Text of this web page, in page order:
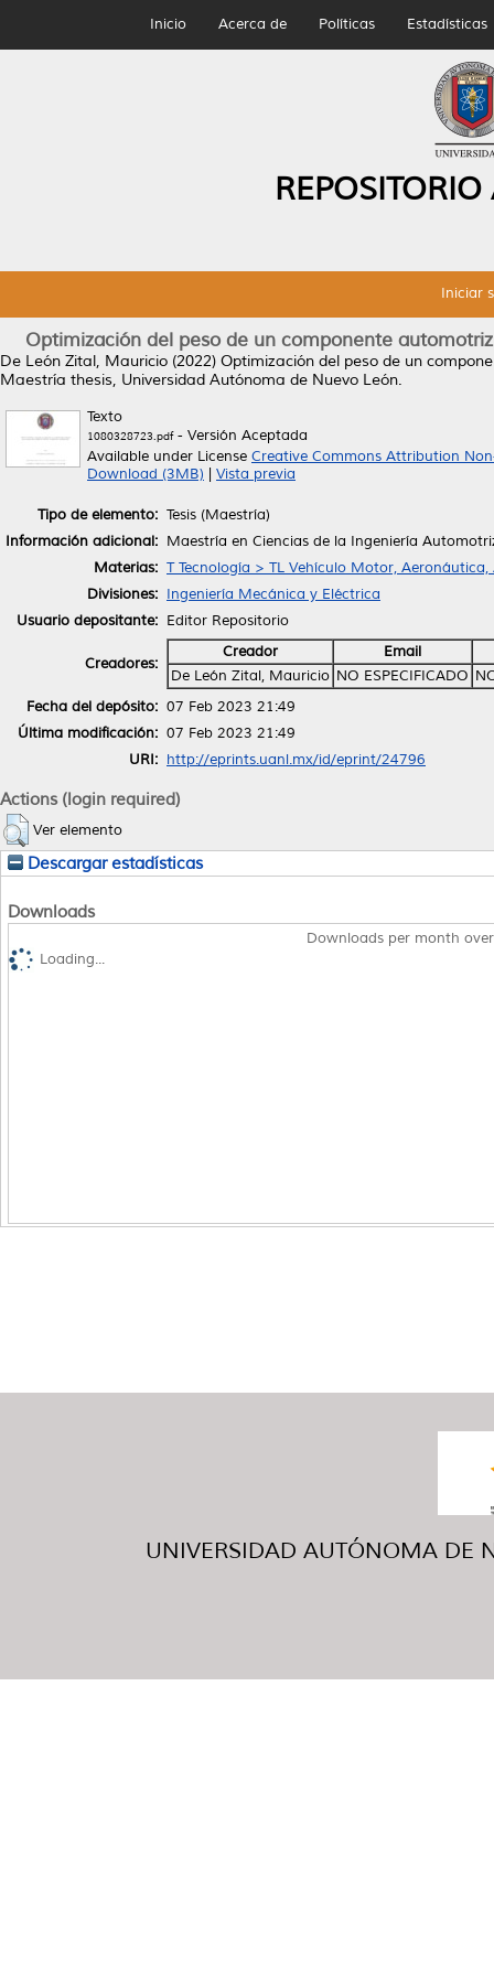
Inicio Acerca de Políticas Estadísticas
Iniciar
Optimización del peso de un componente
De León Zital, Mauricio (2022) Optimización del peso de un
Maestría thesis, Universidad Autónoma de Nuevo León.
Texto
1080328723.pdf- Versión Aceptada
Available under License Creative Commons Attribution
Download (3MB)
Vista previa
Tipo de elemento: Tesis (Maestría)
Información adicional: Maestría en Ciencias de la Ingeniería
Materias: T Tecnología > TL Vehículo Motor,
Divisiones: Ingeniería Mecánica y Eléctrica
Usuario depositante: Editor Repositorio
Creadores:
Creador
Email
De León Zital, Mauricio NO ESPECIFICADO
Fecha del depósito: 07 Feb 2023 21:49
Última modificación: 07 Feb 2023 21:49
URI: http://eprints.uanl.mx/id/eprint/24796
Actions (login required)
Ver elemento
Descargar estadísticas
Downloads
Downloads per month
Loading...
UNIVERSIDAD AUTÓNOMA DE